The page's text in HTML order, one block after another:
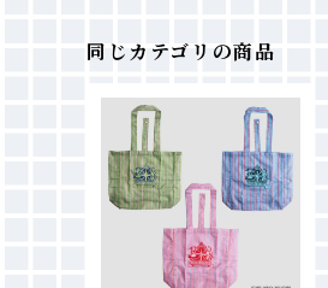
同じカテゴリの商品